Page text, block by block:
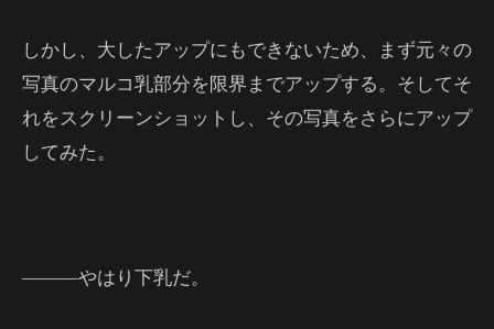
しかし、大したアップにもできないため、まず元々の
写真のマルコ乳部分を限界までアップする。そしてそ
れをスクリーンショットし、その写真をさらにアップ
してみた。
―――やはり下乳だ。